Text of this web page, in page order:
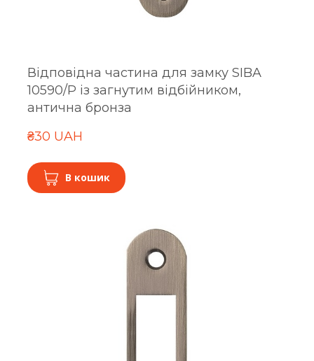
Відповідна частина для замку SIBA
10590/P із загнутим відбійником,
антична бронза
₴30 UAH
В кошик